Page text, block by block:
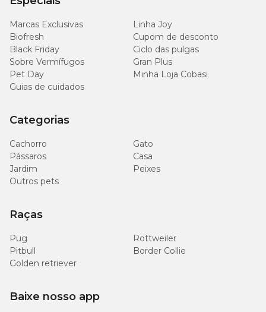
Marcas Exclusivas
Linha Joy
Biofresh
Cupom de desconto
Black Friday
Ciclo das pulgas
Sobre Vermífugos
Gran Plus
Pet Day
Minha Loja Cobasi
Guias de cuidados
Categorias
Cachorro
Gato
Pássaros
Casa
Jardim
Peixes
Outros pets
Raças
Pug
Rottweiler
Pitbull
Border Collie
Golden retriever
Baixe nosso app